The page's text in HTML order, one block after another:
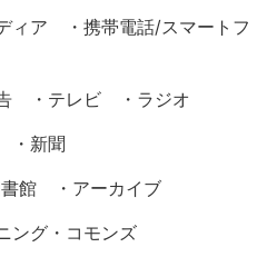
ィア ・携帯電話/スマートフ
・テレビ ・ラジオ
新聞
館 ・アーカイブ
ング・コモンズ